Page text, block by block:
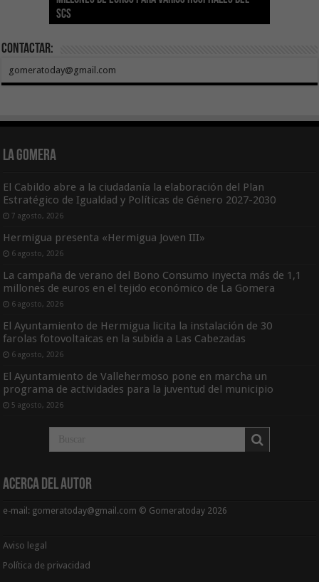
SCS
año consecutivo
tras aumentar las cuantías
Canarias
asequible de Tenerife
ecografía clínica
Contactar:
gomeratoday@gmail.com
La Gomera
El Cabildo abre a la ciudadanía la elaboración del Plan
Estratégico de Igualdad y Políticas de Género 2027-2030
7 agosto, 2026
Hermigua presenta «Hermigua Joven III»
6 agosto, 2026
La campaña de verano del Bono Consumo inyecta más de 1,1
millones de euros en el tejido económico de La Gomera
6 agosto, 2026
El Ayuntamiento de Hermigua licita la instalación de 30
farolas fotovoltaicas en la subida a Las Cabezadas
6 agosto, 2026
El Ayuntamiento de Vallehermoso pone en marcha un
programa de actividades para la juventud del municipio
5 agosto, 2026
Acerca del Autor
e-mail: gomeratoday@gmail.com © Gomeratoday 2026
Aviso legal
Política de privacidad